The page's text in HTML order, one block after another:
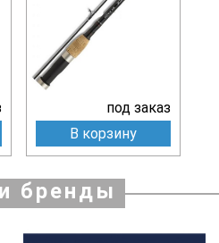
под заказ
В корзину
бренды